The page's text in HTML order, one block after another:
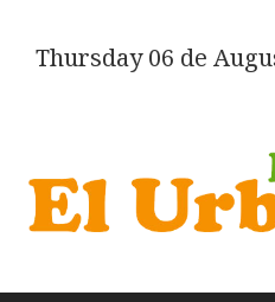
Thursday 06 de